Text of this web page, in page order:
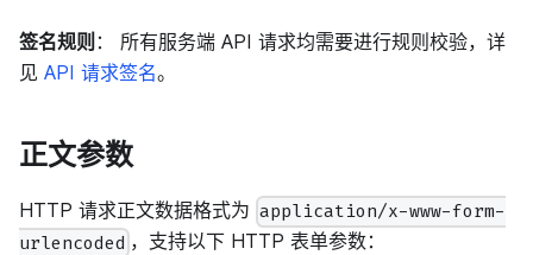
签名规则 ： 所有服务端 API 请求均需要进行规则校验，详
见 API 请求签名。
正文参数
HTTP 请求正文数据格式为 application/x-www-form-
urlencoded ，支持以下 HTTP 表单参数：